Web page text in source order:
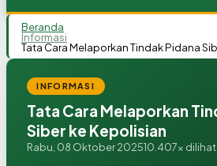
Beranda
Informasi
Tata Cara Melaporkan Tindak Pidana
INFORMASI
Tata Cara Melaporkan
Siber ke Kepolisian
Rabu, 08 Oktober 202510.407x dilihat